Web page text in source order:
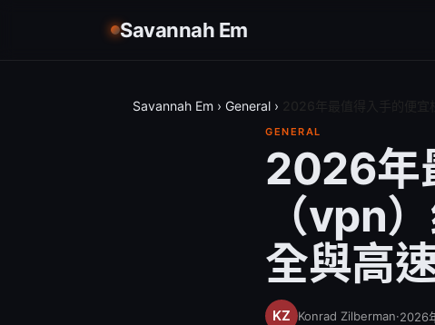
Savannah Em
Savannah Em › General ›
GENERAL
2026年
（vpn
全與高
Konrad Zilberman·2026